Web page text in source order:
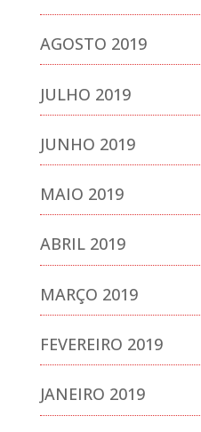
AGOSTO 2019
JULHO 2019
JUNHO 2019
MAIO 2019
ABRIL 2019
MARÇO 2019
FEVEREIRO 2019
JANEIRO 2019